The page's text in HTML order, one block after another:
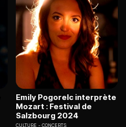
Emily Pogorelc interprète
Mozart : Festival de
Salzbourg 2024
CULTURE CONCERTS